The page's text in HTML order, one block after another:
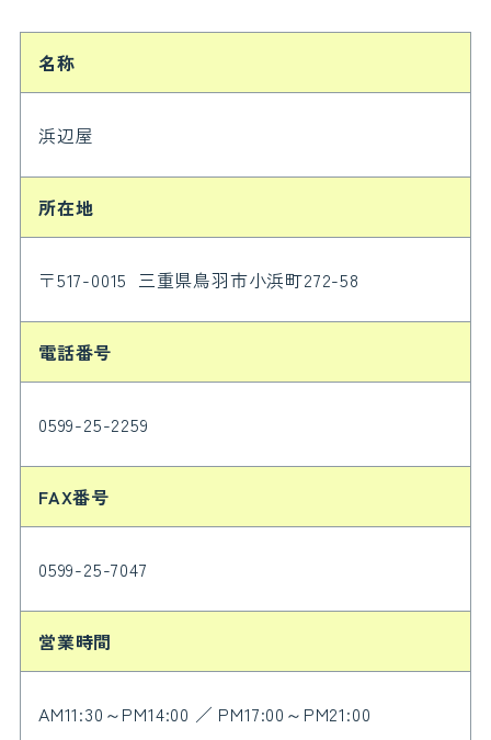
名称
浜辺屋
所在地
〒517-0015 三重県鳥羽市小浜町272-58
電話番号
0599-25-2259
FAX番号
0599-25-7047
営業時間
AM11:30～PM14:00 ／ PM17:00～PM21:00